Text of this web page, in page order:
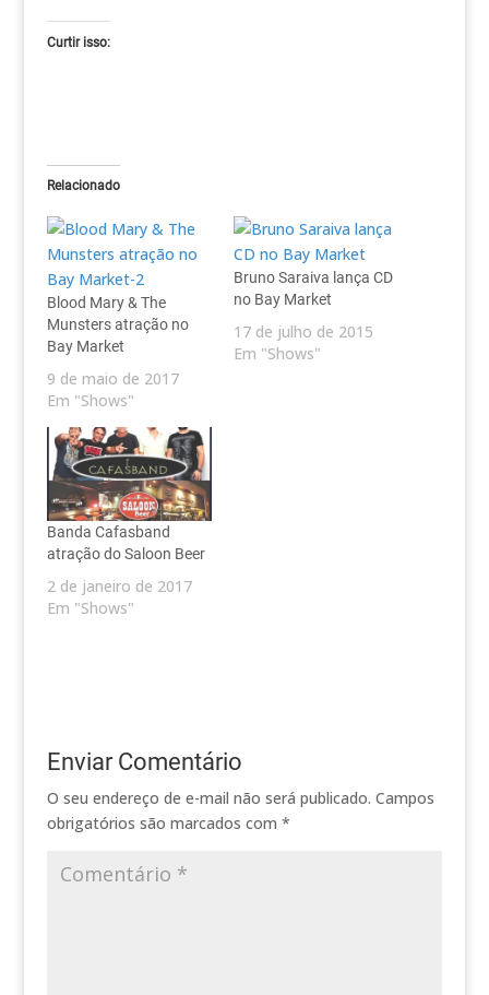
Curtir isso:
Relacionado
Blood Mary & The
Munsters atração no
Bay Market
9 de maio de 2017
Em "Shows"
Bruno Saraiva lança CD
no Bay Market
17 de julho de 2015
Em "Shows"
Banda Cafasband
atração do Saloon Beer
2 de janeiro de 2017
Em "Shows"
Enviar Comentário
O seu endereço de e-mail não será publicado. Campos
obrigatórios são marcados com *